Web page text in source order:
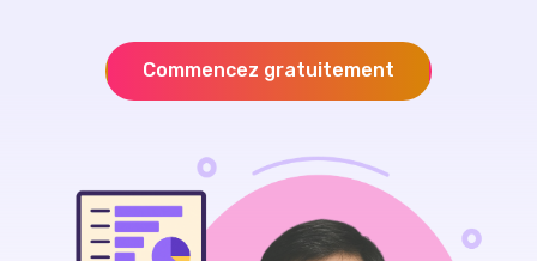
Commencez gratuitement